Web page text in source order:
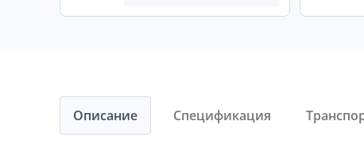
Описание Спецификация